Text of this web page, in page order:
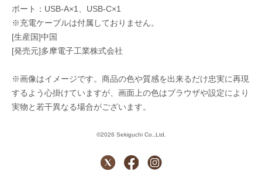
ポート：USB-A×1、USB-C×1
※充電ケーブルは付属しておりません。
[生産国]中国
[発売元]多摩電子工業株式会社
※画像はイメージです。商品の色や質感を出来るだけ忠実に再現
するよう心掛けていますが、画面上の色はブラウザや設定により
実物と若干異なる場合がございます。
©2026 Sekiguchi Co.,Ltd.